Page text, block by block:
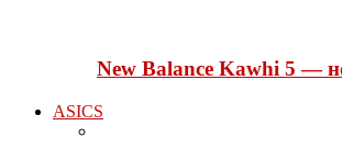
New Balance Kawhi 5 —
ASICS